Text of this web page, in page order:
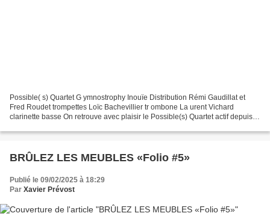
Possible( s) Quartet G ymnostrophy Inouïe Distribution Rémi Gaudillat et
Fred Roudet trompettes Loïc Bachevillier tr ombone La urent Vichard
clarinette basse On retrouve avec plaisir le Possible(s) Quartet actif depuis
BRÛLEZ LES MEUBLES «Folio #5»
Publié le 09/02/2025 à 18:29
Par Xavier Prévost